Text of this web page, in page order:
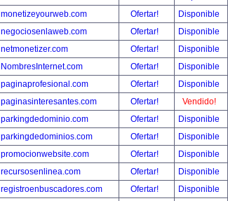
monetizeyourweb.com
Ofertar!
Disponible
negociosenlaweb.com
Ofertar!
Disponible
netmonetizer.com
Ofertar!
Disponible
NombresInternet.com
Ofertar!
Disponible
paginaprofesional.com
Ofertar!
Disponible
paginasinteresantes.com
Ofertar!
Vendido!
parkingdedominio.com
Ofertar!
Disponible
parkingdedominios.com
Ofertar!
Disponible
promocionwebsite.com
Ofertar!
Disponible
recursosenlinea.com
Ofertar!
Disponible
registroenbuscadores.com
Ofertar!
Disponible